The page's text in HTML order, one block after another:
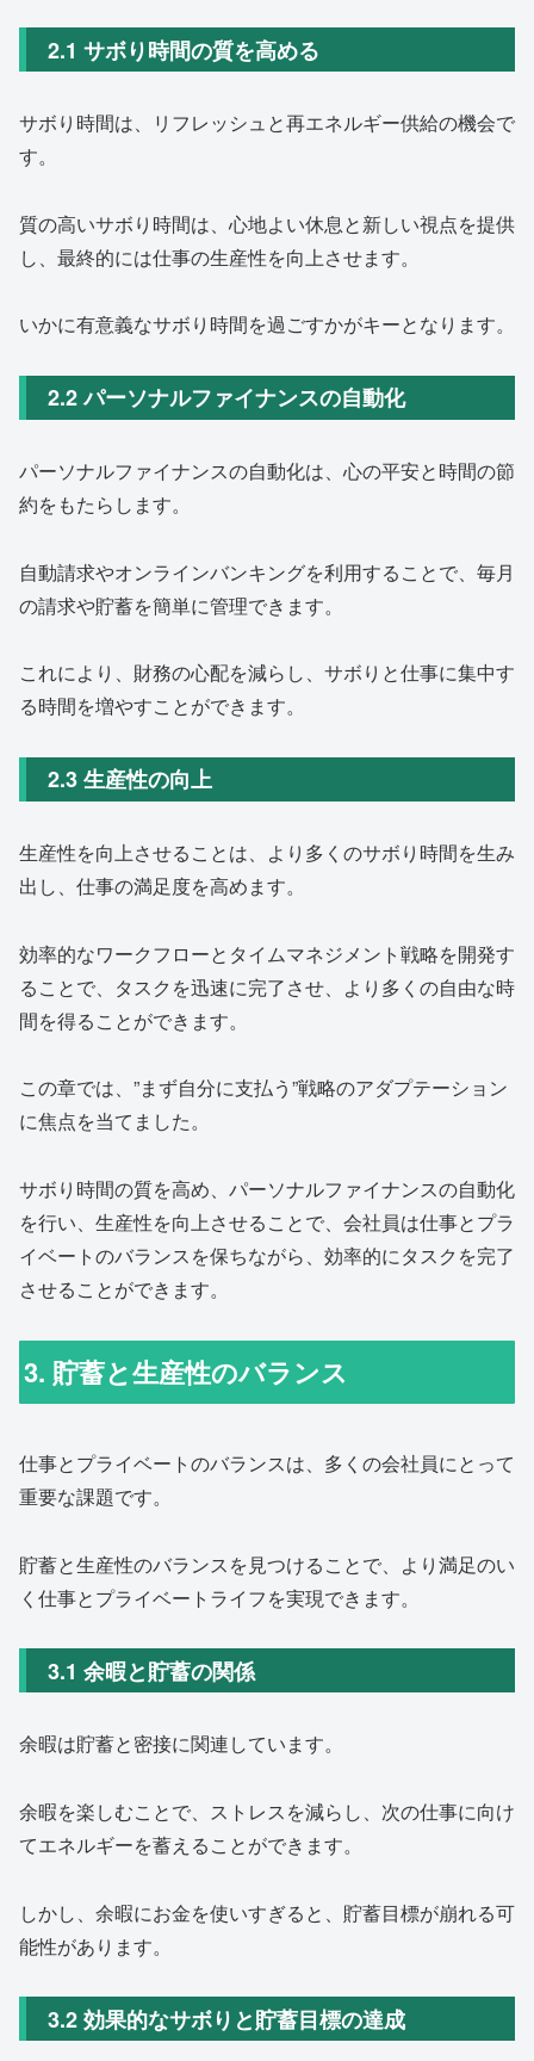
2.1 サボり時間の質を高める
サボり時間は、リフレッシュと再エネルギー供給の機会で
す。
質の高いサボり時間は、心地よい休息と新しい視点を提供
し、最終的には仕事の生産性を向上させます。
いかに有意義なサボり時間を過ごすかがキーとなります。
2.2 パーソナルファイナンスの自動化
パーソナルファイナンスの自動化は、心の平安と時間の節
約をもたらします。
自動請求やオンラインバンキングを利用することで、毎月
の請求や貯蓄を簡単に管理できます。
これにより、財務の心配を減らし、サボりと仕事に集中す
る時間を増やすことができます。
2.3 生産性の向上
生産性を向上させることは、より多くのサボり時間を生み
出し、仕事の満足度を高めます。
効率的なワークフローとタイムマネジメント戦略を開発す
ることで、タスクを迅速に完了させ、より多くの自由な時
間を得ることができます。
この章では、”まず自分に支払う”戦略のアダプテーション
に焦点を当てました。
サボり時間の質を高め、パーソナルファイナンスの自動化
を行い、生産性を向上させることで、会社員は仕事とプラ
イベートのバランスを保ちながら、効率的にタスクを完了
させることができます。
3. 貯蓄と生産性のバランス
仕事とプライベートのバランスは、多くの会社員にとって
重要な課題です。
貯蓄と生産性のバランスを見つけることで、より満足のい
く仕事とプライベートライフを実現できます。
3.1 余暇と貯蓄の関係
余暇は貯蓄と密接に関連しています。
余暇を楽しむことで、ストレスを減らし、次の仕事に向け
てエネルギーを蓄えることができます。
しかし、余暇にお金を使いすぎると、貯蓄目標が崩れる可
能性があります。
3.2 効果的なサボりと貯蓄目標の達成